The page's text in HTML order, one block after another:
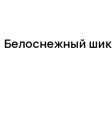
Белоснежный шик